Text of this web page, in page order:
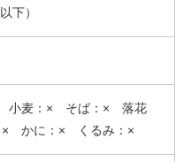
下）
小麦：× そば：× 落花
かに：× くるみ：×